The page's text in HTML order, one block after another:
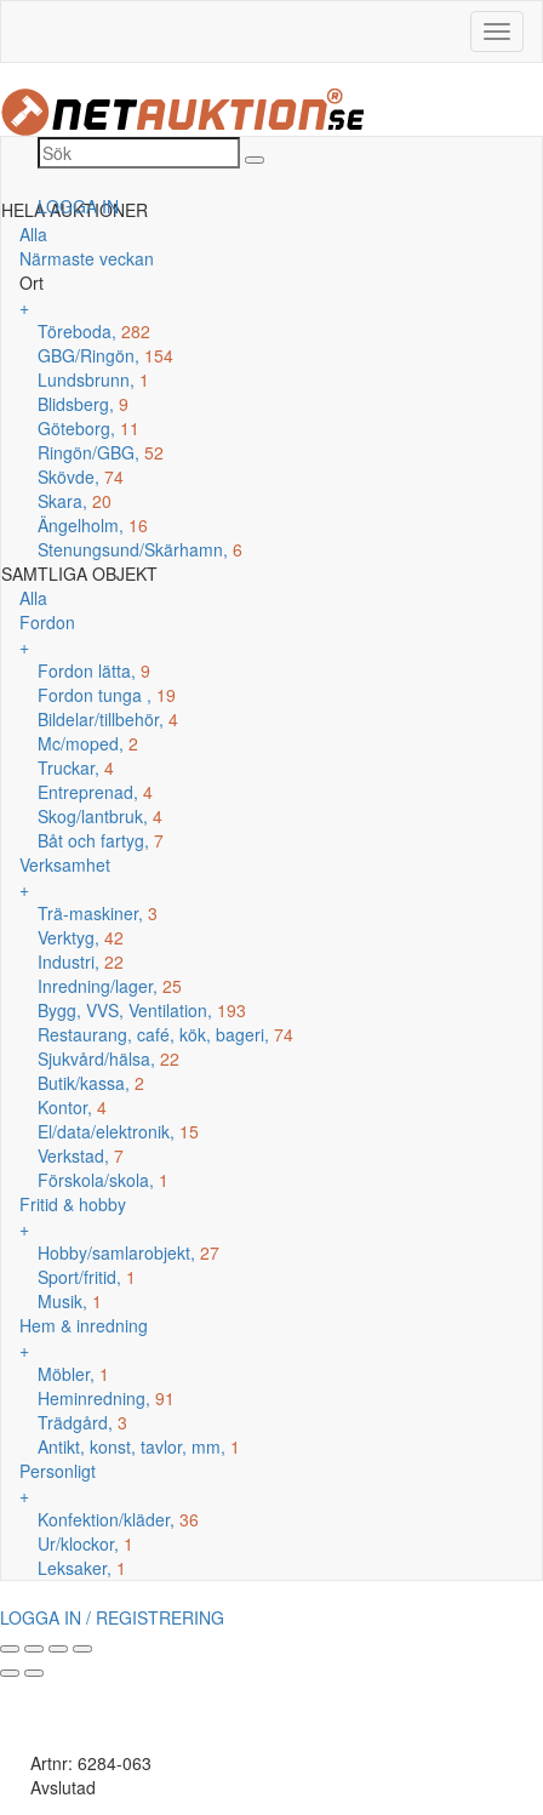
LOGGA IN
HELA AUKTIONER
Alla
Närmaste veckan
Ort
+
Töreboda, 282
GBG/Ringön, 154
Lundsbrunn, 1
Blidsberg, 9
Göteborg, 11
Ringön/GBG, 52
Skövde, 74
Skara, 20
Ängelholm, 16
Stenungsund/Skärhamn, 6
SAMTLIGA OBJEKT
Alla
Fordon
+
Fordon lätta, 9
Fordon tunga , 19
Bildelar/tillbehör, 4
Mc/moped, 2
Truckar, 4
Entreprenad, 4
Skog/lantbruk, 4
Båt och fartyg, 7
Verksamhet
+
Trä-maskiner, 3
Verktyg, 42
Industri, 22
Inredning/lager, 25
Bygg, VVS, Ventilation, 193
Restaurang, café, kök, bageri, 74
Sjukvård/hälsa, 22
Butik/kassa, 2
Kontor, 4
El/data/elektronik, 15
Verkstad, 7
Förskola/skola, 1
Fritid & hobby
+
Hobby/samlarobjekt, 27
Sport/fritid, 1
Musik, 1
Hem & inredning
+
Möbler, 1
Heminredning, 91
Trädgård, 3
Antikt, konst, tavlor, mm, 1
Personligt
+
Konfektion/kläder, 36
Ur/klockor, 1
Leksaker, 1
LOGGA IN / REGISTRERING
Artnr: 6284-063
Avslutad